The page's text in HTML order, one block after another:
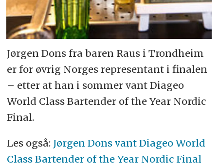
Jørgen Dons fra baren Raus i Trondheim
er for øvrig Norges representant i finalen
– etter at han i sommer vant Diageo
World Class Bartender of the Year Nordic
Final.
Les også:Jørgen Dons vant Diageo World
Class Bartender of the Year Nordic Final